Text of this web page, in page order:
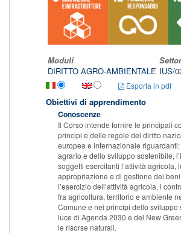
Moduli
DIRITTO AGRO-AMBIENTALE IUS/
Esporta in pdf
Obiettivi di apprendimento
Conoscenze
Il Corso intende fornire le principali
principi e delle regole del diritto
europea e internazionale
agrario e dello sviluppo sostenibile,
soggetti esercitanti l’attività agricola,
appropriazione e di gestione dei
l’esercizio dell’attività agricola, i
fra agricoltura, territorio e ambiente
Comune e nei principi dello sviluppo
luce di Agenda 2030 e del New
le risorse naturali.